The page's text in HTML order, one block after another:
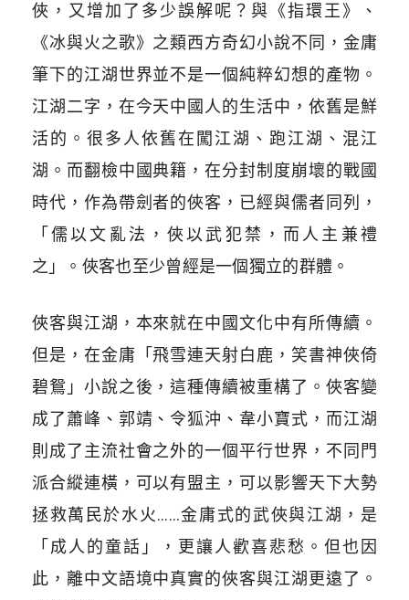
俠，又增加了多少誤解呢？與《指環王》、
《冰與火之歌》之類西方奇幻小說不同，金庸
筆下的江湖世界並不是一個純粹幻想的產物。
江湖二字，在今天中國人的生活中，依舊是鮮
活的。很多人依舊在闖江湖、跑江湖、混江
湖。而翻檢中國典籍，在分封制度崩壞的戰國
時代，作為帶劍者的俠客，已經與儒者同列，
「儒以文亂法，俠以武犯禁，而人主兼禮
之」。俠客也至少曾經是一個獨立的群體。
俠客與江湖，本來就在中國文化中有所傳續。
但是，在金庸「飛雪連天射白鹿，笑書神俠倚
碧鴛」小說之後，這種傳續被重構了。俠客變
成了蕭峰、郭靖、令狐沖、韋小寶式，而江湖
則成了主流社會之外的一個平行世界，不同門
派合縱連橫，可以有盟主，可以影響天下大勢
拯救萬民於水火……金庸式的武俠與江湖，是
「成人的童話」，更讓人歡喜悲愁。但也因
此，離中文語境中真實的俠客與江湖更遠了。